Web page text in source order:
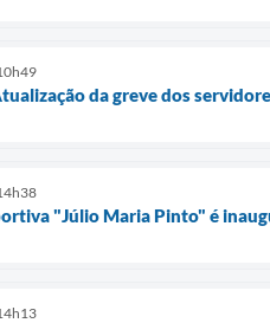
da greve dos
"Júlio Maria Pinto" é